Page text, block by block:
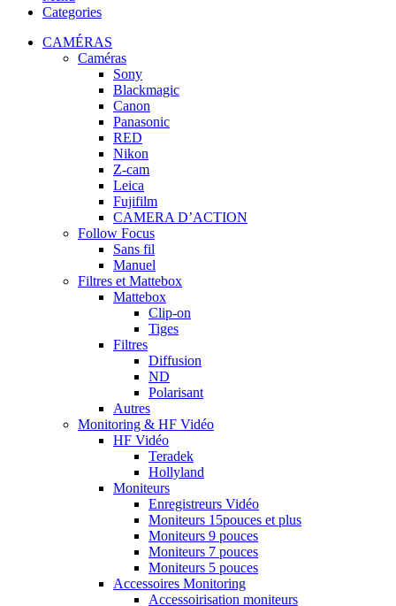
Categories
CAMÉRAS
Caméras
Sony
Blackmagic
Canon
Panasonic
RED
Nikon
Z-cam
Leica
Fujifilm
CAMERA D’ACTION
Follow Focus
Sans fil
Manuel
Filtres et Mattebox
Mattebox
Clip-on
Tiges
Filtres
Diffusion
ND
Polarisant
Autres
Monitoring & HF Vidéo
HF Vidéo
Teradek
Hollyland
Moniteurs
Enregistreurs Vidéo
Moniteurs 15pouces et plus
Moniteurs 9 pouces
Moniteurs 7 pouces
Moniteurs 5 pouces
Accessoires Monitoring
Accessoirisation moniteurs